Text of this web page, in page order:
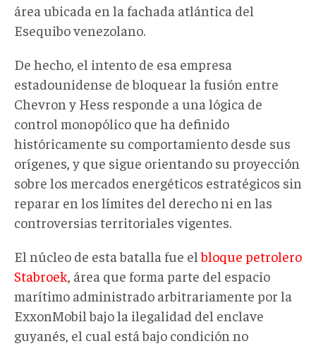
área ubicada en la fachada atlántica del
Esequibo venezolano.
De hecho, el intento de esa empresa
estadounidense debloquear la fusión entre
Chevron y Hess responde a una lógica de
control monopólico que ha definido
históricamente su comportamiento desde sus
orígenes, y que sigue orientando su proyección
sobre los mercados energéticos estratégicos sin
reparar en los límites del derecho ni en las
controversias territoriales vigentes.
El núcleo de esta batalla fue elbloque petrolero
Stabroek , área que forma parte del espacio
marítimo administrado arbitrariamente por la
ExxonMobil bajo la ilegalidad del enclave
guyanés , el cual está bajo condición no